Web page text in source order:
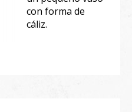
con forma de
cáliz.